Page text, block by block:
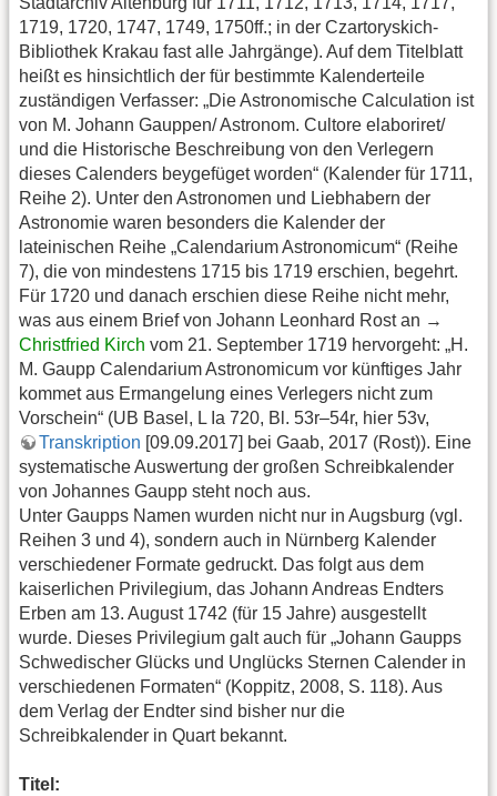
1719, 1720, 1747, 1749, 1750ff.; in der Czartoryskich-
Bibliothek Krakau fast alle Jahrgänge). Auf dem Titelblatt
heißt es hinsichtlich der für bestimmte Kalenderteile
zuständigen Verfasser: „Die Astronomische Calculation ist
von M. Johann Gauppen/ Astronom. Cultore elaboriret/
und die Historische Beschreibung von den Verlegern
dieses Calenders beygefüget worden“ (Kalender für 1711,
Reihe 2). Unter den Astronomen und Liebhabern der
Astronomie waren besonders die Kalender der
lateinischen Reihe „Calendarium Astronomicum“ (Reihe
7), die von mindestens 1715 bis 1719 erschien, begehrt.
Für 1720 und danach erschien diese Reihe nicht mehr,
was aus einem Brief von Johann Leonhard Rost an →
Christfried Kirch vom 21. September 1719 hervorgeht: „H.
M. Gaupp Calendarium Astronomicum vor künftiges Jahr
kommet aus Ermangelung eines Verlegers nicht zum
Vorschein“ (UB Basel, L Ia 720, Bl. 53r–54r, hier 53v,
Transkription [09.09.2017] bei Gaab, 2017 (Rost)). Eine
systematische Auswertung der großen Schreibkalender
von Johannes Gaupp steht noch aus.
Unter Gaupps Namen wurden nicht nur in Augsburg (vgl.
Reihen 3 und 4), sondern auch in Nürnberg Kalender
verschiedener Formate gedruckt. Das folgt aus dem
kaiserlichen Privilegium, das Johann Andreas Endters
Erben am 13. August 1742 (für 15 Jahre) ausgestellt
wurde. Dieses Privilegium galt auch für „Johann Gaupps
Schwedischer Glücks und Unglücks Sternen Calender in
verschiedenen Formaten“ (Koppitz, 2008, S. 118). Aus
dem Verlag der Endter sind bisher nur die
Schreibkalender in Quart bekannt.
Titel: